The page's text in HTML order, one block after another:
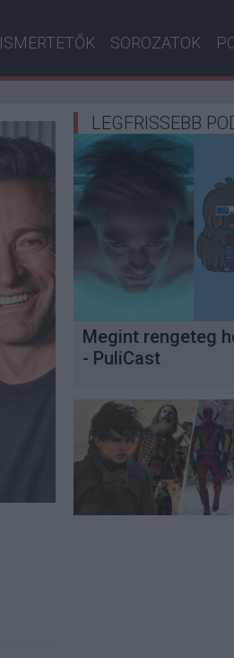
ISMERTETŐK SOROZATOK
LEGFRISSEBB
Megint rengeteg
- PuliCast